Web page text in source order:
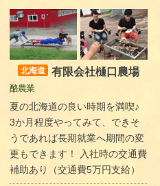
北海道 有限会社樋口農場
酪農業
夏の北海道の良い時期を満喫♪
3か月程度やってみて、できそ
うであれば長期就業へ期間の変
更もできます！ 入社時の交通費
補助あり（交通費5万円支給）